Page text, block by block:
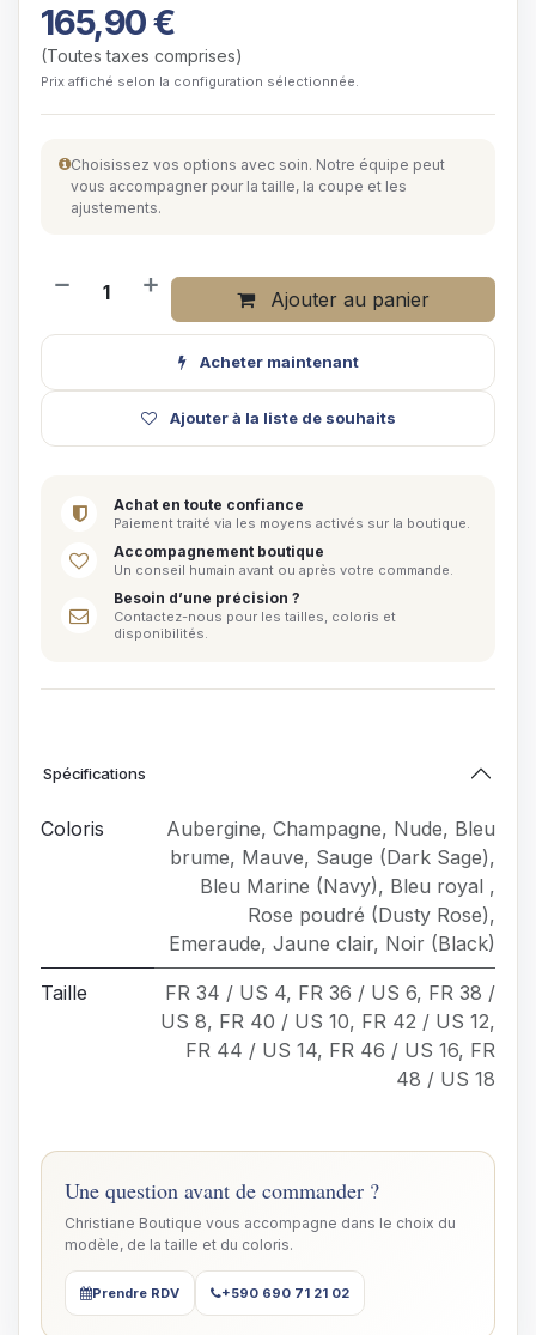
165,90€
(Toutes taxes comprises)
Prix affiché selon la configuration sélectionnée.
Choisissez vos options avec soin. Notre équipe peut
vous accompagner pour la taille, la coupe et les
ajustements.
Ajouter au panier
Acheter maintenant
Ajouter à la liste de souhaits
Achat en toute confiance
Paiement traité via les moyens activés sur la boutique.
Accompagnement boutique
Un conseil humain avant ou après votre commande.
Besoin d’une précision ?
Contactez-nous pour les tailles, coloris et
disponibilités.
Spécifications
Coloris Aubergine, Champagne, Nude, Bleu
brume, Mauve, Sauge (Dark Sage),
Bleu Marine (Navy), Bleu royal ,
Rose poudré (Dusty Rose),
Emeraude, Jaune clair, Noir (Black)
Taille FR 34 / US 4, FR 36 / US 6, FR 38 /
US 8, FR 40 / US 10, FR 42 / US 12,
FR 44 / US 14, FR 46 / US 16, FR
48 / US 18
Une question avant de commander ?
Christiane Boutique vous accompagne dans le choix du
modèle, de la taille et du coloris.
Prendre RDV +590 690 71 21 02